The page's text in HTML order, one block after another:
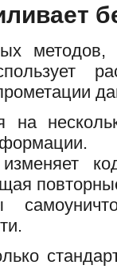
методов,
на